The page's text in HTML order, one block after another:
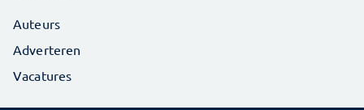
Auteurs
Adverteren
Vacatures